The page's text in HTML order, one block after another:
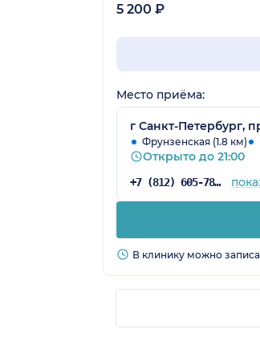
5 200 ₽
Место приёма:
г Санкт-Петербург,
Фрунзенская (1.8 км)
Открыто до 21:00
+7 (812) 605-78-44
В клинику можно